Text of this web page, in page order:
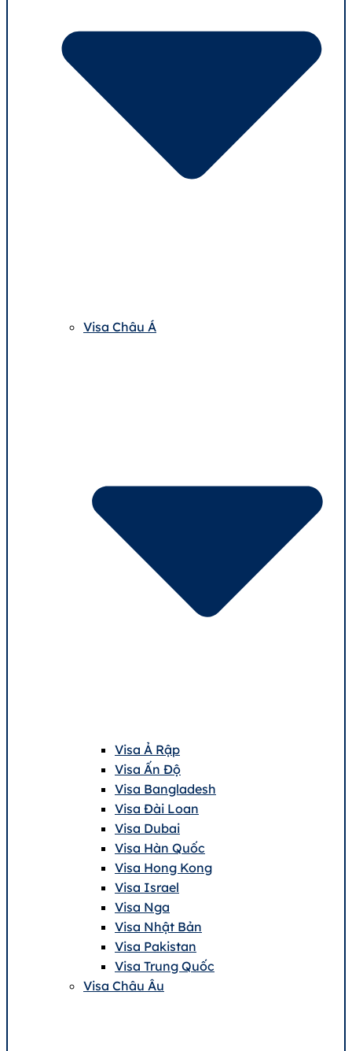
Visa Châu Á
Visa Ả Rập
Visa Ấn Độ
Visa Bangladesh
Visa Đài Loan
Visa Dubai
Visa Hàn Quốc
Visa Hong Kong
Visa Israel
Visa Nga
Visa Nhật Bản
Visa Pakistan
Visa Trung Quốc
Visa Châu Âu